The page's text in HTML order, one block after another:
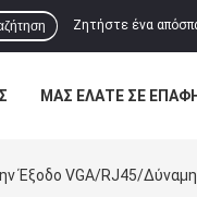
Ζητήστε ένα
ΜΑΣ ΕΛΆΤΕ ΣΕ
Έξοδο VGA/RJ45/